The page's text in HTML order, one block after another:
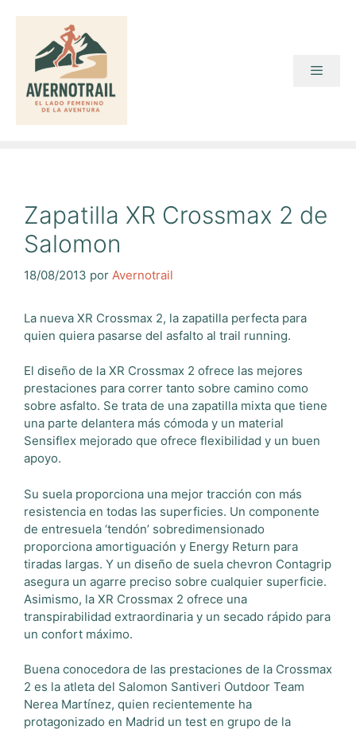
contenido
Zapatilla XR Crossmax 2 de
Salomon
18/08/2013 por Avernotrail
La nueva XR Crossmax 2, la zapatilla perfecta para
quien quiera pasarse del asfalto al trail running.
El diseño de la XR Crossmax 2 ofrece las mejores
prestaciones para correr tanto sobre camino como
sobre asfalto. Se trata de una zapatilla mixta que tiene
una parte delantera más cómoda y un material
Sensiflex mejorado que ofrece flexibilidad y un buen
apoyo.
Su suela proporciona una mejor tracción con más
resistencia en todas las superficies. Un componente
de entresuela ‘tendón’ sobredimensionado
proporciona amortiguación y Energy Return para
tiradas largas. Y un diseño de suela chevron Contagrip
asegura un agarre preciso sobre cualquier superficie.
Asimismo, la XR Crossmax 2 ofrece una
transpirabilidad extraordinaria y un secado rápido para
un confort máximo.
Buena conocedora de las prestaciones de la Crossmax
2 es la atleta del Salomon Santiveri Outdoor Team
Nerea Martínez, quien recientemente ha
protagonizado en Madrid un test en grupo de la